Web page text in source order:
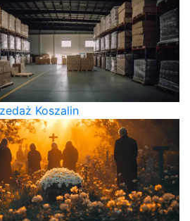
Koszalin